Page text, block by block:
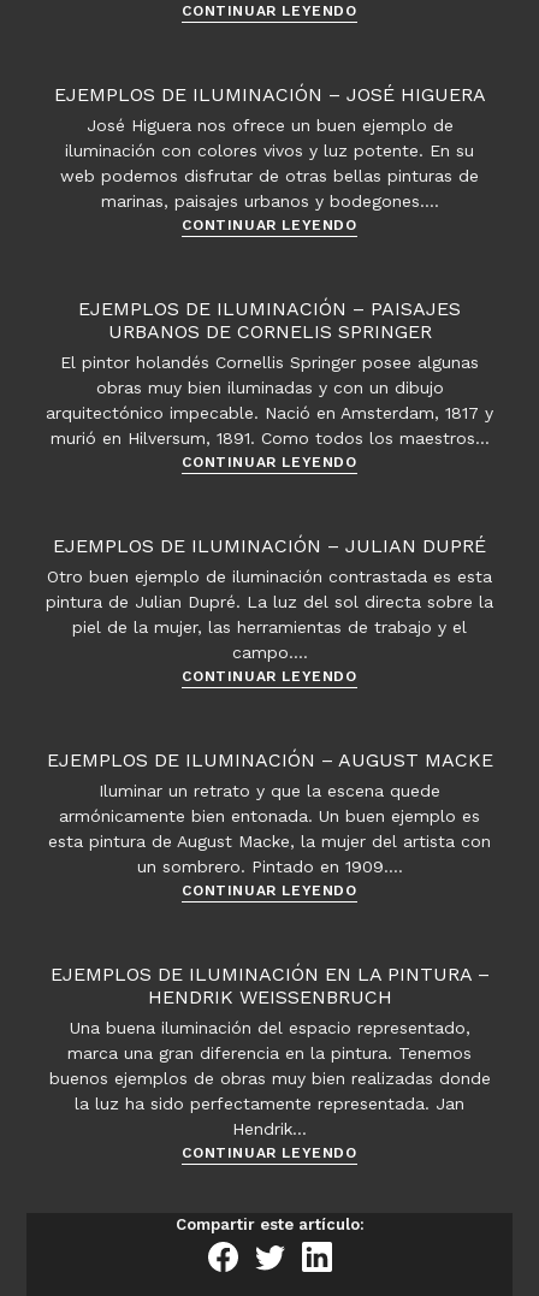
verano
CONTINUAR LEYENDOEjemplos
Luces
de
las
sombras
en
el
EJEMPLOS DE ILUMINACIÓN – JOSÉ HIGUERA
José Higuera nos ofrece un buen ejemplo de
iluminación con colores vivos y luz potente. En su
web podemos disfrutar de otras bellas pinturas de
marinas, paisajes urbanos y bodegones.…
CONTINUAR LEYENDOEjemplos
José
EJEMPLOS DE ILUMINACIÓN – PAISAJES
URBANOS DE CORNELIS SPRINGER
El pintor holandés Cornellis Springer posee algunas
obras muy bien iluminadas y con un dibujo
arquitectónico impecable. Nació en Amsterdam, 1817 y
murió en Hilversum, 1891. Como todos los maestros…
CONTINUAR LEYENDOEjemplos
–
urbanos
de
Cornelis
EJEMPLOS DE ILUMINACIÓN – JULIAN DUPRÉ
Otro buen ejemplo de iluminación contrastada es esta
pintura de Julian Dupré. La luz del sol directa sobre la
piel de la mujer, las herramientas de trabajo y el
campo.…
CONTINUAR LEYENDOEjemplos
–
Dupré
EJEMPLOS DE ILUMINACIÓN – AUGUST MACKE
Iluminar un retrato y que la escena quede
armónicamente bien entonada. Un buen ejemplo es
esta pintura de August Macke, la mujer del artista con
un sombrero. Pintado en 1909.…
CONTINUAR LEYENDOEjemplos
–
August
EJEMPLOS DE ILUMINACIÓN EN LA PINTURA –
HENDRIK WEISSENBRUCH
Una buena iluminación del espacio representado,
marca una gran diferencia en la pintura. Tenemos
buenos ejemplos de obras muy bien realizadas donde
la luz ha sido perfectamente representada. Jan
Hendrik…
CONTINUAR LEYENDOEjemplos
en
Compartir este artículo: